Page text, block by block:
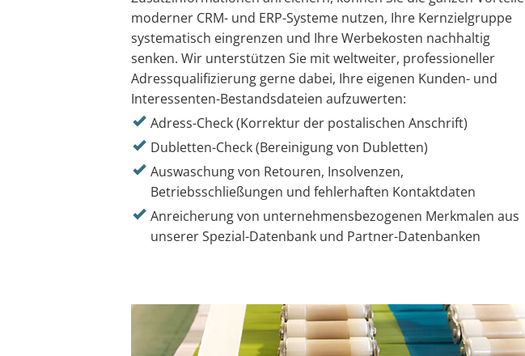
moderner CRM- und ERP-Systeme nutzen, Ihre Kernzielgruppe
systematisch eingrenzen und Ihre Werbekosten nachhaltig
senken. Wir unterstützen Sie mit weltweiter, professioneller
Adressqualifizierung gerne dabei, Ihre eigenen Kunden- und
Interessenten-Bestandsdateien aufzuwerten:
Adress-Check (Korrektur der postalischen Anschrift)
Dubletten-Check (Bereinigung von Dubletten)
Auswaschung von Retouren, Insolvenzen,
Betriebsschließungen und fehlerhaften Kontaktdaten
Anreicherung von unternehmensbezogenen Merkmalen aus
unserer Spezial-Datenbank und Partner-Datenbanken